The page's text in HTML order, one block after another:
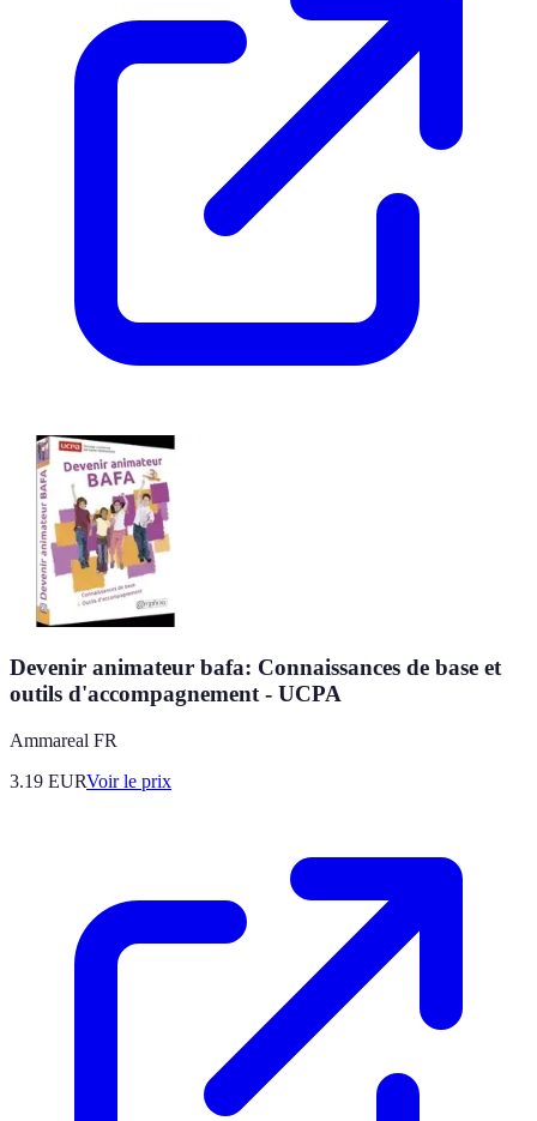
Devenir animateur bafa: Connaissances de base et
outils d'accompagnement - UCPA
Ammareal FR
3.19 EURVoir le prix